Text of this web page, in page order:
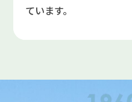
ています。